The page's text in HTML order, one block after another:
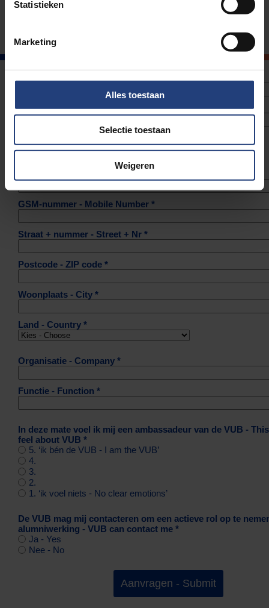
Statistieken
Marketing
Alles toestaan
Selectie toestaan
Weigeren
Familienaam - Last Name *
GSM-nummer - Mobile Number *
Straat + nummer - Street + Nr *
Postcode - ZIP code *
Woonplaats - City *
Land - Country *
Organisatie - Company *
Functie - Function *
In deze mate voel ik mij een ambassadeur van de VUB -
feel about VUB *
5. ‘ik bén de VUB - I am the VUB’
4.
3.
2.
1. ‘ik voel niets - No clear emotions’
De VUB mag mij contacteren om een actieve rol op te
alumniwerking - VUB can contact me *
Ja - Yes
Nee - No
Aanvragen - Submit